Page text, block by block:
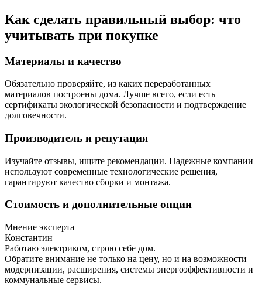
Как сделать правильный выбор: что
учитывать при покупке
Материалы и качество
Обязательно проверяйте, из каких переработанных
материалов построены дома. Лучше всего, если есть
сертификаты экологической безопасности и подтверждение
долговечности.
Производитель и репутация
Изучайте отзывы, ищите рекомендации. Надежные компании
используют современные технологические решения,
гарантируют качество сборки и монтажа.
Стоимость и дополнительные опции
Мнение эксперта
Константин
Работаю электриком, строю себе дом.
Обратите внимание не только на цену, но и на возможности
модернизации, расширения, системы энергоэффективности и
коммунальные сервисы.